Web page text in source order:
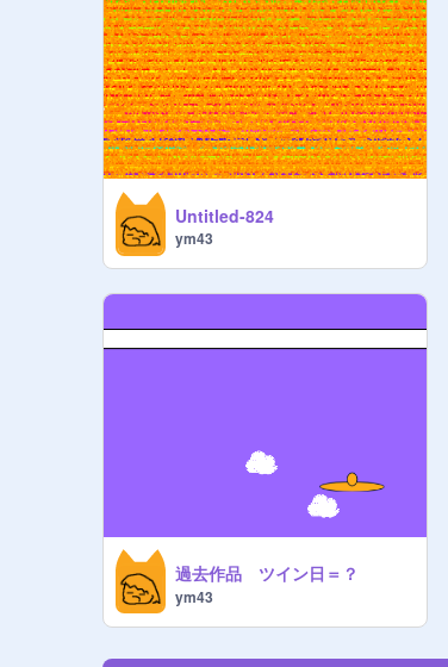
Untitled-824
ym43
過去作品 ツイン日＝？
ym43